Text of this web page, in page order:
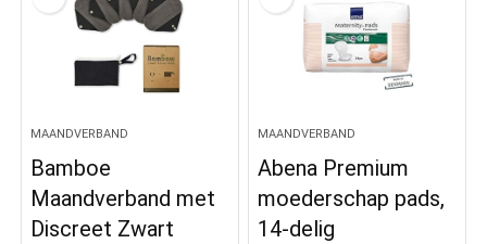
MAANDVERBAND
Bamboe
Maandverband met
Discreet Zwart
MAANDVERBAND
Abena Premium
moederschap pads,
14-delig